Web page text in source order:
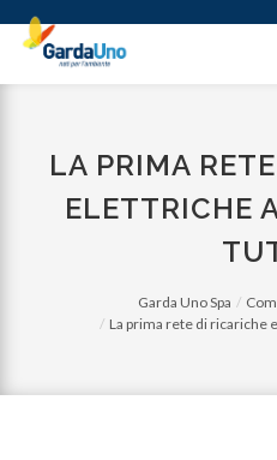
Gardauno
Spa
LA PRIMA
ELETTRICHE
Garda Uno Spa
La prima rete di ricariche